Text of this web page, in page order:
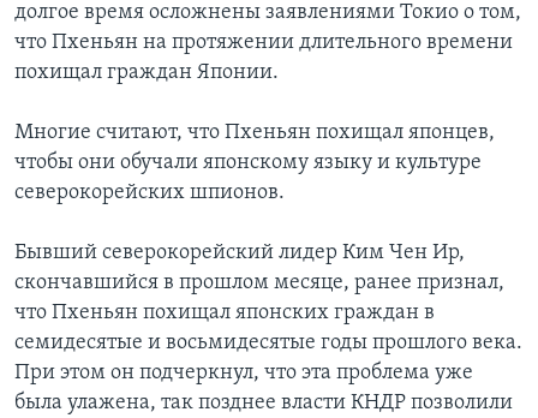
долгое время осложнены заявлениями Токио о том,
что Пхеньян на протяжении длительного времени
похищал граждан Японии.
Многие считают, что Пхеньян похищал японцев,
чтобы они обучали японскому языку и культуре
северокорейских шпионов.
Бывший северокорейский лидер Ким Чен Ир,
скончавшийся в прошлом месяце, ранее признал,
что Пхеньян похищал японских граждан в
семидесятые и восьмидесятые годы прошлого века.
При этом он подчеркнул, что эта проблема уже
была улажена, так позднее власти КНДР позволили